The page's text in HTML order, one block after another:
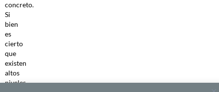
concreto.
Si
bien
es
cierto
que
existen
altos
niveles